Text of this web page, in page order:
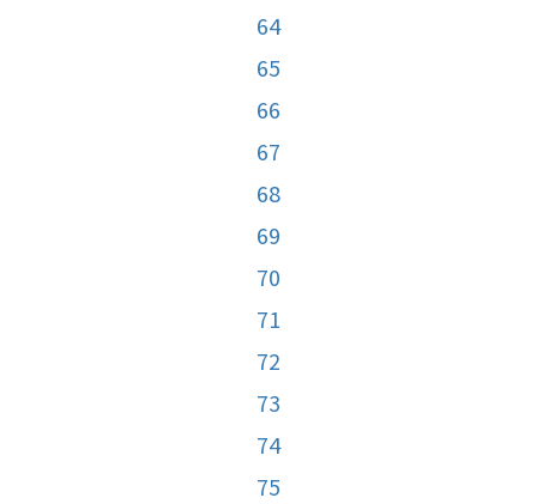
64
65
66
67
68
69
70
71
72
73
74
75